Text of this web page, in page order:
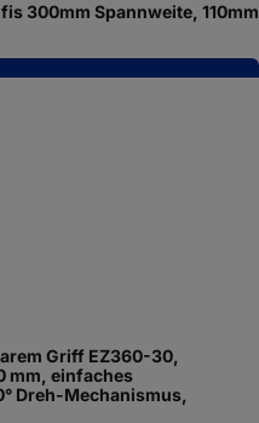
300mm Spannweite, 110mm
Griff EZ360-30,
mm, einfaches
Dreh-Mechanismus,